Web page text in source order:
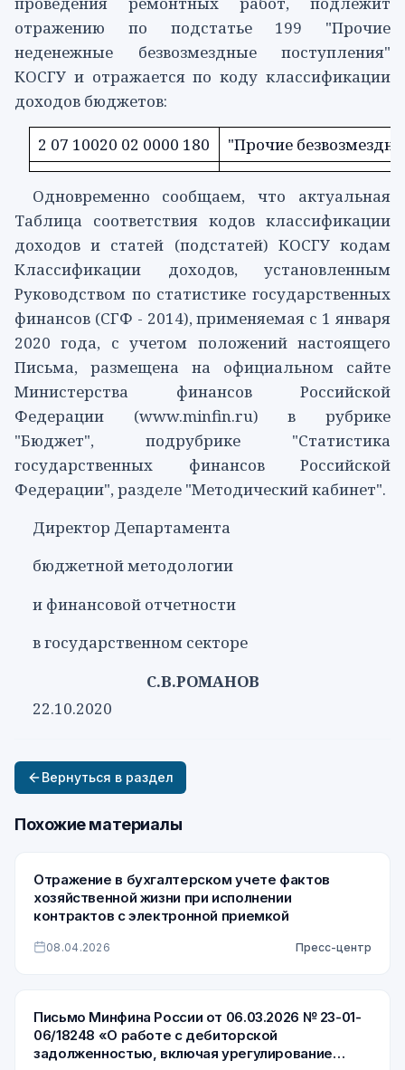
отражению по подстатье 199 "Прочие
неденежные безвозмездные поступления"
КОСГУ и отражается по коду классификации
доходов бюджетов:
2 07 10020 02 0000 180 "Прочие
Одновременно сообщаем, что актуальная
Таблица соответствия кодов классификации
доходов и статей (подстатей) КОСГУ кодам
Классификации доходов, установленным
Руководством по статистике государственных
финансов (СГФ - 2014), применяемая с 1 января
2020 года, с учетом положений настоящего
Письма, размещена на официальном сайте
Министерства финансов Российской
Федерации (www.minfin.ru) в рубрике
"Бюджет", подрубрике "Статистика
государственных финансов Российской
Федерации", разделе "Методический кабинет".
Директор Департамента
бюджетной методологии
и финансовой отчетности
в государственном секторе
С.В.РОМАНОВ
22.10.2020
Вернуться в раздел
Похожие материалы
Отражение в бухгалтерском учете фактов
хозяйственной жизни при исполнении
контрактов с электронной приемкой
08.04.2026 Пресс-центр
Письмо Минфина России от 06.03.2026 № 23-01-
06/18248 «О работе с дебиторской
задолженностью, включая урегулирование